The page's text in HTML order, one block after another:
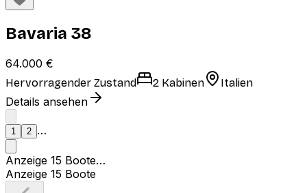
Bavaria 38
64.000 €
Hervorragender Zustand 2 Kabinen Italien
Details ansehen
12Weiter
1 2 …
Anzeige 15 Boote…
Anzeige 15 Boote